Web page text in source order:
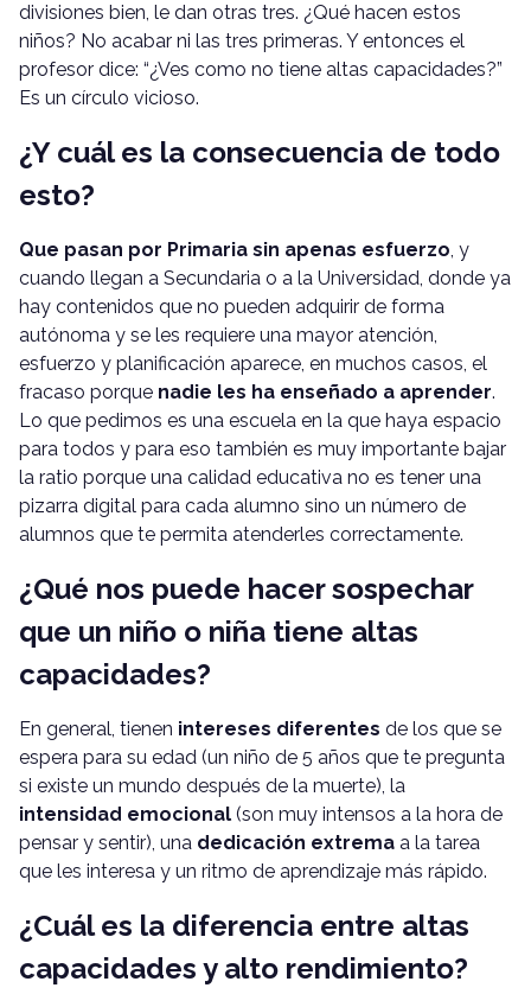
divisiones bien, le dan otras tres. ¿Qué hacen estos
niños? No acabar ni las tres primeras. Y entonces el
profesor dice: “¿Ves como no tiene altas capacidades?”
Es un círculo vicioso.
¿Y cuál es la consecuencia de todo
esto?
Que pasan por Primaria sin apenas esfuerzo, y
cuando llegan a Secundaria o a la Universidad, donde ya
hay contenidos que no pueden adquirir de forma
autónoma y se les requiere una mayor atención,
esfuerzo y planificación aparece, en muchos casos, el
fracaso porque nadie les ha enseñado a aprender.
Lo que pedimos es una escuela en la que haya espacio
para todos y para eso también es muy importante bajar
la ratio porque una calidad educativa no es tener una
pizarra digital para cada alumno sino un número de
alumnos que te permita atenderles correctamente.
¿Qué nos puede hacer sospechar
que un niño o niña tiene altas
capacidades?
En general, tienen intereses diferentes de los que se
espera para su edad (un niño de 5 años que te pregunta
si existe un mundo después de la muerte), la
intensidad emocional (son muy intensos a la hora de
pensar y sentir), una dedicación extrema a la tarea
que les interesa y un ritmo de aprendizaje más rápido.
¿Cuál es la diferencia entre altas
capacidades y alto rendimiento?